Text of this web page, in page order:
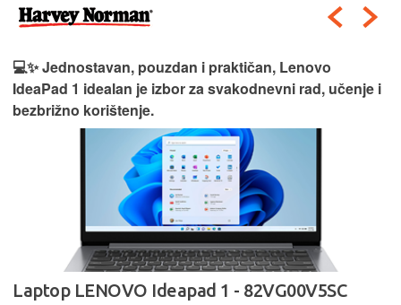
💻✨ Jednostavan, pouzdan i praktičan, Lenovo
IdeaPad 1 idealan je izbor za svakodnevni rad, učenje i
bezbrižno korištenje.
Laptop LENOVO Ideapad 1 - 82VG00V5SC